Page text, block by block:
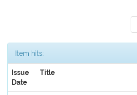
Item hits:
Issue
Date
Title